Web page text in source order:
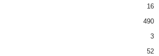
16
490
3
52